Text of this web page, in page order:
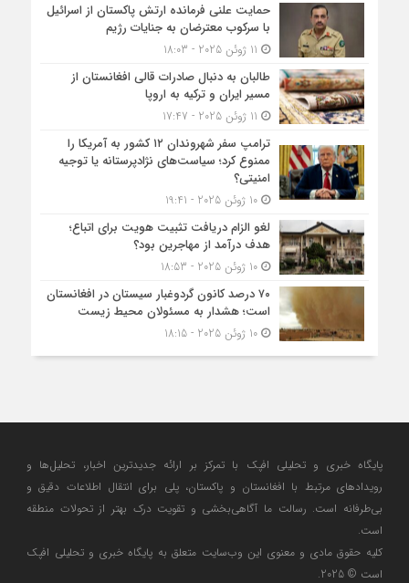
حمایت علنی فرمانده ارتش پاکستان از اسرائیل
با سرکوب معترضان به جنایات رژیم
طالبان به دنبال صادرات قالی افغانستان از
مسیر ایران و ترکیه به اروپا
ترامپ سفر شهروندان ۱۲ کشور به آمریکا را
ممنوع کرد؛ سیاست‌های نژادپرستانه یا توجیه
امنیتی؟
10 ژوئن 2025 - 19:41
لغو الزام دریافت تثبیت هویت برای اتباع؛
هدف درآمد از مهاجرین بود؟
10 ژوئن 2025 - 18:53
۷۰ درصد کانون گردوغبار سیستان در افغانستان
است؛ هشدار به مسئولان محیط زیست
10 ژوئن 2025 - 18:15
پایگاه خبری و تحلیلی افپک با تمرکز بر ارائه جدیدترین اخبار، تحلیل‌ها و
رویدادهای مرتبط با افغانستان و پاکستان، پلی برای انتقال اطلاعات دقیق و
بی‌طرفانه است. رسالت ما آگاهی‌بخشی و تقویت درک بهتر از تحولات منطقه
است.
کلیه حقوق مادی و معنوی این وب‌سایت متعلق به پایگاه خبری و تحلیلی افپک
است © 2025.